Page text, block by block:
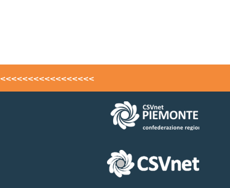
<<<<<<<<<<<<<<<<<